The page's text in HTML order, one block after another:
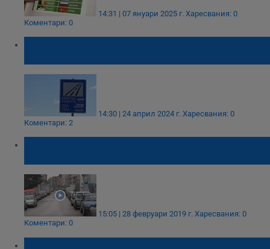
14:31 | 07 януари 2025 г. Харесвания: 0
Коментари: 0
14:30 | 24 април 2024 г. Харесвания: 0
Коментари: 2
15:05 | 28 февруари 2019 г. Харесвания: 0
Коментари: 0